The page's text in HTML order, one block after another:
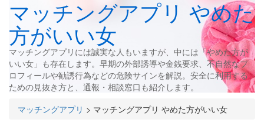
マッチングアプリ やめた
方がいい女
マッチングアプリには誠実な人もいますが、中には「やめた方が
いい女」も存在します。早期の外部誘導や金銭要求、不自然なプ
ロフィールや勧誘行為などの危険サインを解説。安全に利用する
ための見抜き方と、通報・相談窓口も紹介します。
マッチングアプリ > マッチングアプリ やめた方がいい女